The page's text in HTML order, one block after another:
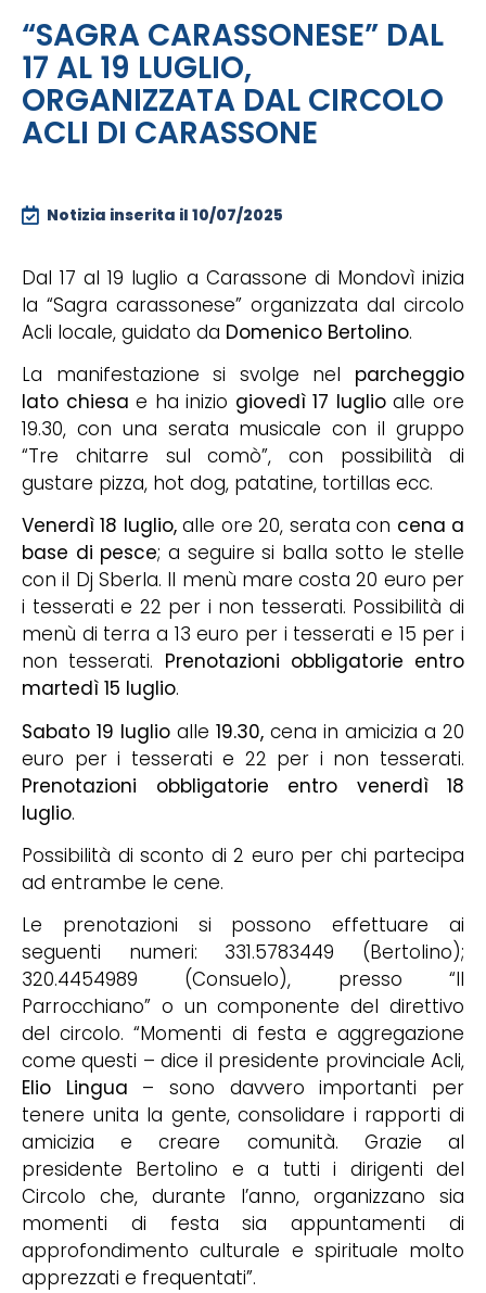
“SAGRA CARASSONESE” DAL
17 AL 19 LUGLIO,
ORGANIZZATA DAL CIRCOLO
ACLI DI CARASSONE
Notizia inserita il 10/07/2025
Dal 17 al 19 luglio a Carassone di Mondovì inizia
la “Sagra carassonese” organizzata dal circolo
Acli locale, guidato da Domenico Bertolino.
La manifestazione si svolge nel parcheggio
lato chiesa e ha inizio giovedì 17 luglioalle ore
19.30, con una serata musicale con il gruppo
“Tre chitarre sul comò”, con possibilità di
gustare pizza, hot dog, patatine, tortillas ecc.
Venerdì 18 luglio,alle ore 20, serata con cena a
base di pesce; a seguire si balla sotto le stelle
con il Dj Sberla. Il menù mare costa 20 euro per
i tesserati e 22 per i non tesserati. Possibilità di
menù di terra a 13 euro per i tesserati e 15 per i
non tesserati. Prenotazioni obbligatorie entro
martedì 15 luglio.
Sabato 19 luglio alle 19.30, cena in amicizia a 20
euro per i tesserati e 22 per i non tesserati.
Prenotazioni obbligatorie entro venerdì 18
luglio.
Possibilità di sconto di 2 euro per chi partecipa
ad entrambe le cene.
Le prenotazioni si possono effettuare ai
seguenti numeri: 331.5783449 (Bertolino);
320.4454989 (Consuelo), presso “Il
Parrocchiano” o un componente del direttivo
del circolo. “Momenti di festa e aggregazione
come questi – dice il presidente provinciale Acli,
Elio Lingua – sono davvero importanti per
tenere unita la gente, consolidare i rapporti di
amicizia e creare comunità. Grazie al
presidente Bertolino e a tutti i dirigenti del
Circolo che, durante l’anno, organizzano sia
momenti di festa sia appuntamenti di
approfondimento culturale e spirituale molto
apprezzati e frequentati”.